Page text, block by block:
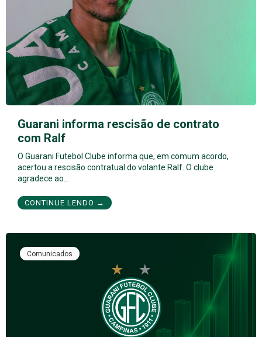
Guarani informa rescisão de contrato
com Ralf
O Guarani Futebol Clube informa que, em comum acordo,
acertou a rescisão contratual do volante Ralf. O clube
agradece ao…
CONTINUE LENDO →
Comunicados